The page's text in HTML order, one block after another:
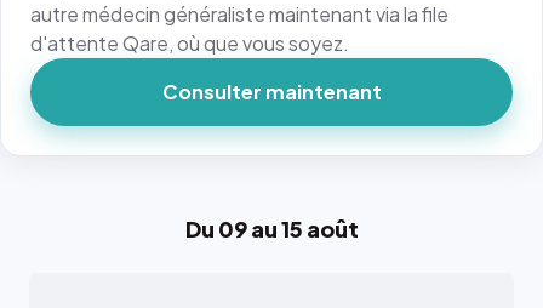
Du 09 au 15 août
autre médecin généraliste maintenant via la file
d'attente Qare, où que vous soyez.
Consulter maintenant